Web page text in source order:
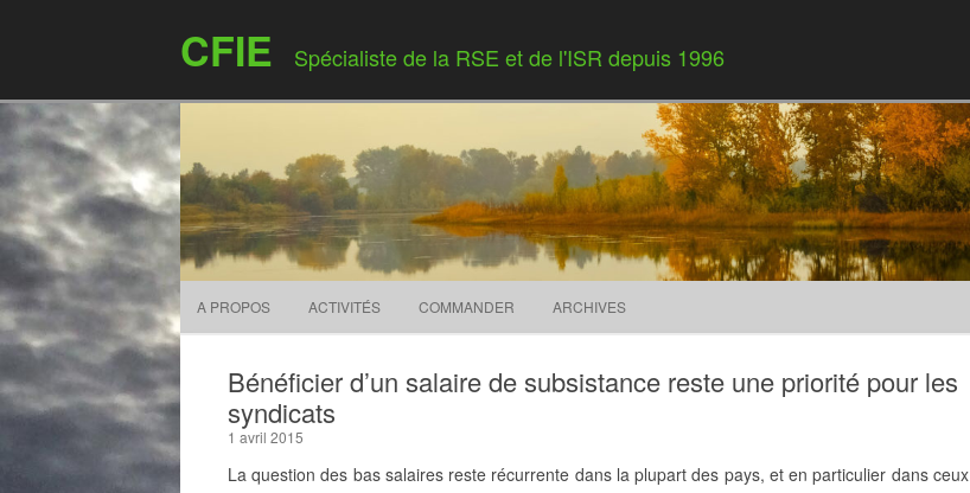
CFIE Spécialiste de la RSE et de l'ISR depuis 1996
Skip to content
A PROPOS ACTIVITÉS COMMANDER ARCHIVES
Bénéficier d’un salaire de subsistance reste une priorité pour les
syndicats
1 avril 2015
La question des bas salaires reste récurrente dans la plupart des pays, et en particulier dans ceux